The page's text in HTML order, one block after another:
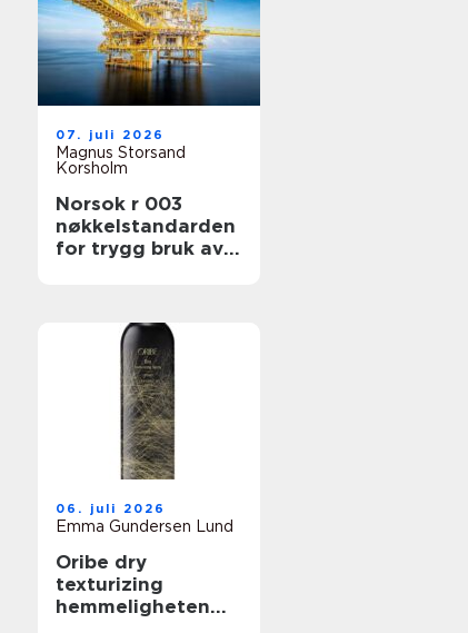
07. juli 2026
Magnus Storsand
Korsholm
Norsok r 003
nøkkelstandarden
for trygg bruk av
06. juli 2026
Emma Gundersen Lund
Oribe dry
texturizing
hemmeligheten